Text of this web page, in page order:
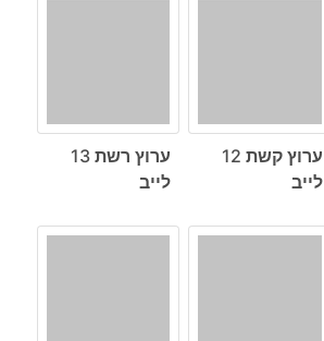
ערוץ קשת 12
לייב
ערוץ רשת 13
לייב